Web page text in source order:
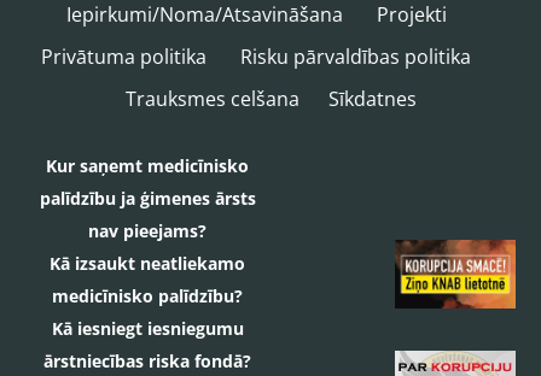
Iepirkumi/Noma/Atsavināšana
Projekti
Privātuma politika
Risku pārvaldības politika
Trauksmes celšana
Sīkdatnes
Kur saņemt medicīnisko
palīdzību ja ģimenes ārsts
nav pieejams?
Kā izsaukt neatliekamo
medicīnisko palīdzību?
Kā iesniegt iesniegumu
ārstniecības riska fondā?